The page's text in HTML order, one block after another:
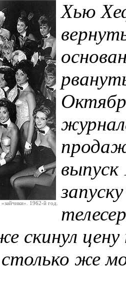
1962-й год.
Хью
выпуск
скинул
же